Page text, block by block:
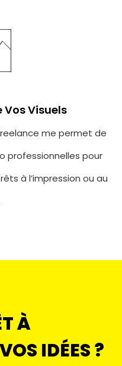
Visuels
me permet de
professionnelles pour
à l’impression ou au
À
IDÉES ?